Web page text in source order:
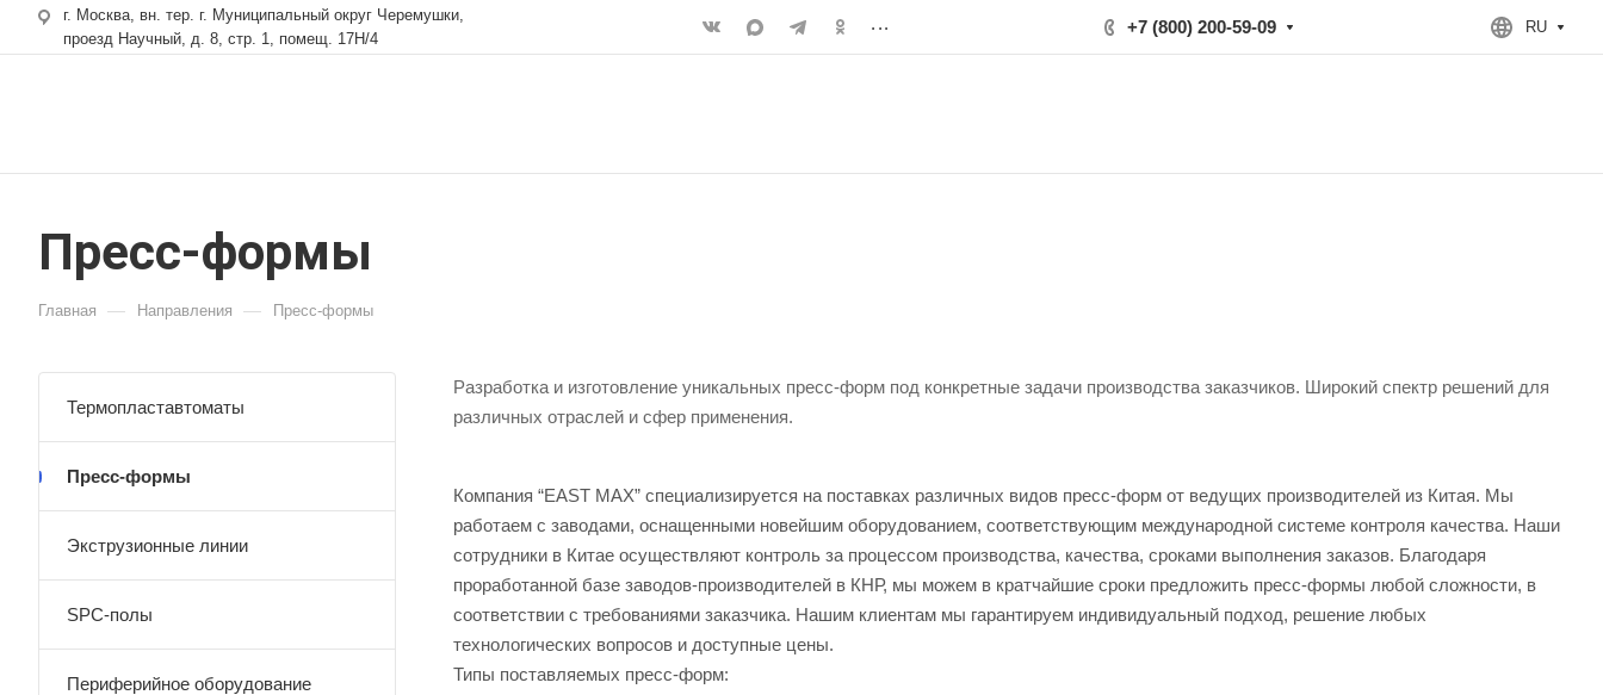
г. Москва, вн. тер. г. Муниципальный округ Черемушки,
проезд Научный, д. 8, стр. 1, помещ. 17Н/4
... +7 (800) 200-59-09 RU
Пресс-формы
Главная — Направления — Пресс-формы
Разработка и изготовление уникальных пресс-форм под конкретные задачи производства заказчиков. Широкий спектр решений для
различных отраслей и сфер применения.
Компания “EAST MAX” специализируется на поставках различных видов пресс-форм от ведущих производителей из Китая. Мы
работаем с заводами, оснащенными новейшим оборудованием, соответствующим международной системе контроля качества. Наши
сотрудники в Китае осуществляют контроль за процессом производства, качества, сроками выполнения заказов. Благодаря
проработанной базе заводов-производителей в КНР, мы можем в кратчайшие сроки предложить пресс-формы любой сложности, в
соответствии с требованиями заказчика. Нашим клиентам мы гарантируем индивидуальный подход, решение любых
технологических вопросов и доступные цены.
Типы поставляемых пресс-форм:
Термопластавтоматы
Пресс-формы
Экструзионные линии
SPC-полы
Периферийное оборудование